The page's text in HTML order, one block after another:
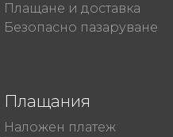
Плащане и доставка
Безопасно пазаруване
Плащания
Наложен платеж